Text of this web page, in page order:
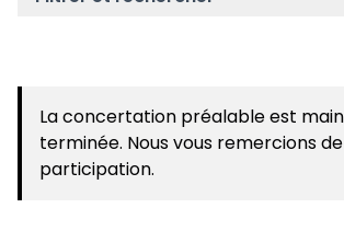
La concertation préalable est
terminée. Nous vous remercions
participation.